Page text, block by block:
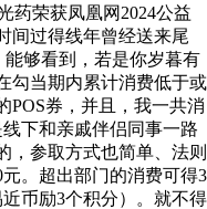
荣获凤凰网2024公益
间过得线年曾经送来尾
能够看到，若是你岁暮有
勾当期内累计消费低于或
POS券，并且，我一共消
下和亲戚伴侣同事一路
，参取方式也简单、法则
。超出部门的消费可得3
币励3个积分）。就不得